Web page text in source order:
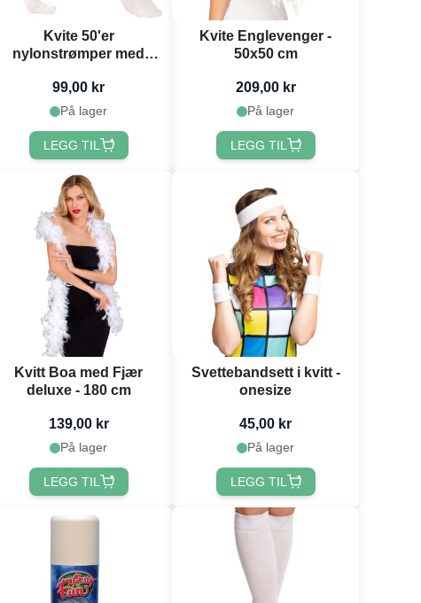
Kvite 50'er
nylonstrømper med
99,00 kr
På lager
LEGG TIL
Kvite Englevenger -
50x50 cm
209,00 kr
På lager
LEGG TIL
Kvitt Boa med Fjær
deluxe - 180 cm
139,00 kr
På lager
LEGG TIL
Svettebandsett i kvitt -
onesize
45,00 kr
På lager
LEGG TIL